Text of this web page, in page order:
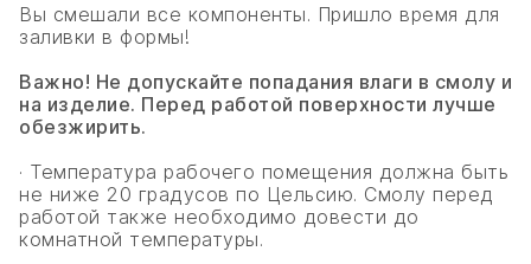
Вы смешали все компоненты. Пришло время для
заливки в формы!
Важно! Не допускайте попадания влаги в смолу и
на изделие. Перед работой поверхности лучше
обезжирить.
· Температура рабочего помещения должна быть
не ниже 20 градусов по Цельсию. Смолу перед
работой также необходимо довести до
комнатной температуры.